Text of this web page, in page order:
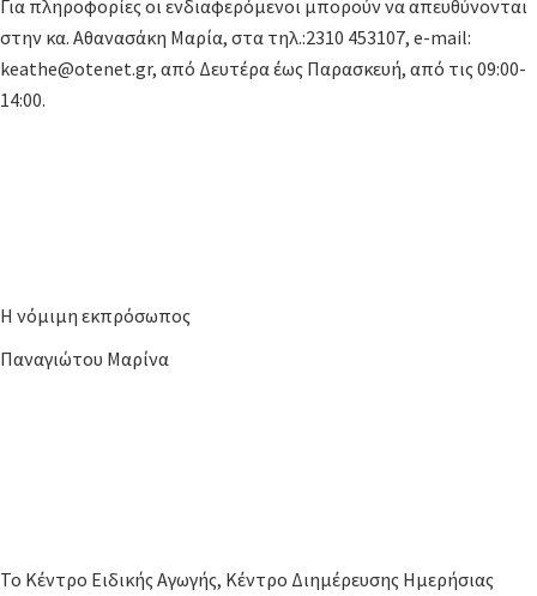
Για πληροφορίες οι ενδιαφερόμενοι μπορούν να απευθύνονται
στην κα. Αθανασάκη Μαρία, στα τηλ.:2310 453107, e-mail:
keathe@otenet.gr, από Δευτέρα έως Παρασκευή, από τις 09:00-
14:00.
Η νόμιμη εκπρόσωπος
Παναγιώτου Μαρίνα
Το Κέντρο Ειδικής Αγωγής, Κέντρο Διημέρευσης Ημερήσιας